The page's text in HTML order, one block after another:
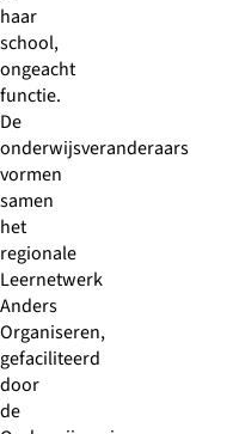
haar
school,
ongeacht
functie.
De
onderwijsveranderaars
vormen
samen
het
regionale
Leernetwerk
Anders
Organiseren,
gefaciliteerd
door
de